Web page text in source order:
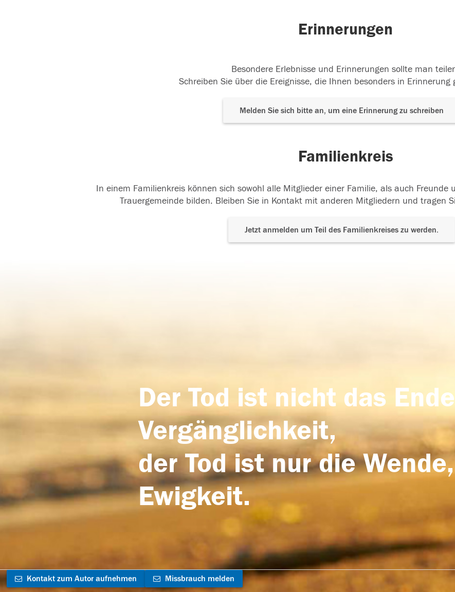
Erinnerungen
Besondere Erlebnisse und Erinnerungen sollte man
Schreiben Sie über die Ereignisse, die Ihnen besonders in Erinnerung
Melden Sie sich bitte an, um eine Erinnerung zu schreiben
Familienkreis
In einem Familienkreis können sich sowohl alle Mitglieder einer Familie, als auch
Trauergemeinde bilden. Bleiben Sie in Kontakt mit anderen Mitgliedern und tragen
Jetzt anmelden um Teil des Familienkreises zu werden.
Der Tod ist nicht das
Vergänglichkeit,
der Tod ist nur die
Ewigkeit.
Kontakt zum Autor aufnehmen Missbrauch melden